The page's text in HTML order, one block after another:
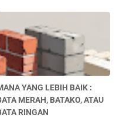
YANG LEBIH BAIK :
MERAH, BATAKO, ATAU
RINGAN